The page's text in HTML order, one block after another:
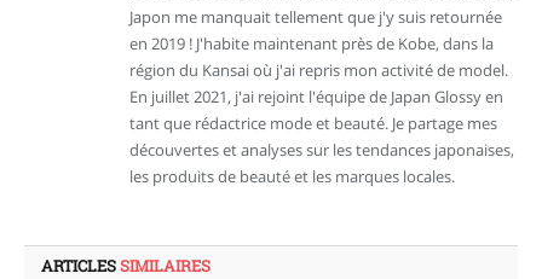
Japon me manquait tellement que j'y suis retournée
en 2019 ! J'habite maintenant près de Kobe, dans la
région du Kansai où j'ai repris mon activité de model.
En juillet 2021, j'ai rejoint l'équipe de Japan Glossy en
tant que rédactrice mode et beauté. Je partage mes
découvertes et analyses sur les tendances japonaises,
les produits de beauté et les marques locales.
ARTICLESSIMILAIRES